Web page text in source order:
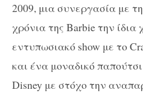
2009, μια συνεργασία με
χρόνια της Barbieτην ίδια
εντυπωσιακό show με το
και ένα μοναδικό
Disney με στόχο την